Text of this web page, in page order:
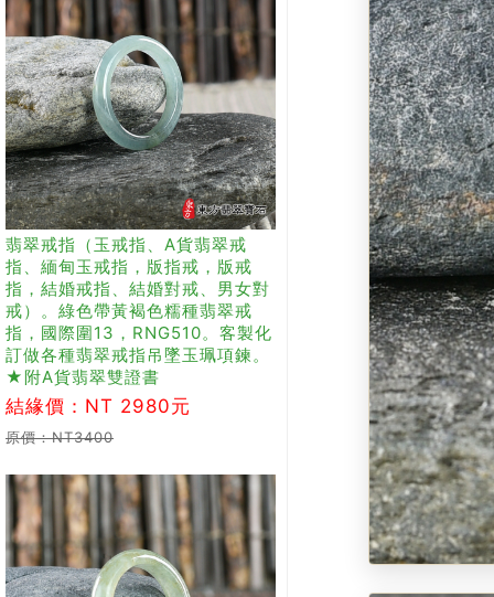
翡翠戒指（玉戒指、A貨翡翠戒
指、緬甸玉戒指，版指戒，版戒
指，結婚戒指、結婚對戒、男女對
戒）。綠色帶黃褐色糯種翡翠戒
指，國際圍13，RNG510。客製化
訂做各種翡翠戒指吊墜玉珮項鍊。
★附A貨翡翠雙證書
結緣價：NT 2980元
原價：NT3400